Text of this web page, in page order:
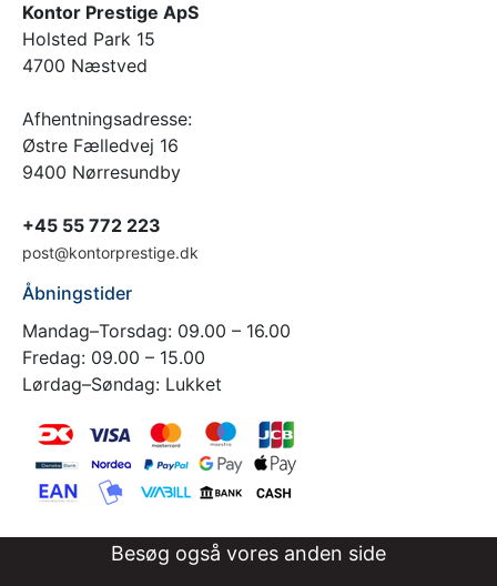
Kontor Prestige ApS
Holsted Park 15
4700 Næstved
Afhentningsadresse:
Østre Fælledvej 16
9400 Nørresundby
+45 55 772 223
post@kontorprestige.dk
Åbningstider
Mandag–Torsdag: 09.00 – 16.00
Fredag: 09.00 – 15.00
Lørdag–Søndag: Lukket
Besøg også vores anden side